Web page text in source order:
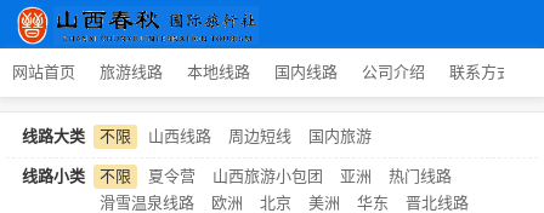
网站首页 旅游线路 本地线路 国内线路 公司介绍 联系方式
线路大类 不限 山西线路 周边短线 国内旅游
线路小类 不限 夏令营 山西旅游小包团 亚洲
热门线路
滑雪温泉线路
欧洲 北京 美洲 华东
晋北线路